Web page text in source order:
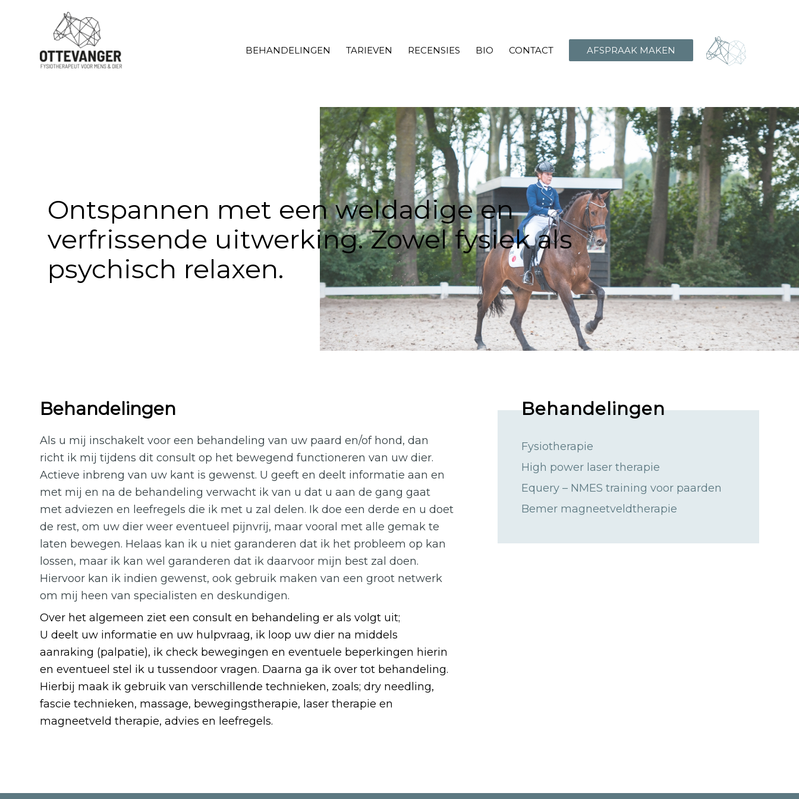
BEHANDELINGEN TARIEVEN RECENSIES BIO CONTACT AFSPRAAK MAKEN
Ontspannen met een weldadige en
verfrissende uitwerking. Zowel fysiek als
psychisch relaxen.
Behandelingen
Als u mij inschakelt voor een behandeling van uw paard en/of hond, dan
richt ik mij tijdens dit consult op het bewegend functioneren van uw dier.
Actieve inbreng van uw kant is gewenst. U geeft en deelt informatie aan en
met mij en na de behandeling verwacht ik van u dat u aan de gang gaat
met adviezen en leefregels die ik met u zal delen. Ik doe een derde en u doet
de rest, om uw dier weer eventueel pijnvrij, maar vooral met alle gemak te
laten bewegen. Helaas kan ik u niet garanderen dat ik het probleem op kan
lossen, maar ik kan wel garanderen dat ik daarvoor mijn best zal doen.
Hiervoor kan ik indien gewenst, ook gebruik maken van een groot netwerk
om mij heen van specialisten en deskundigen.
Over het algemeen ziet een consult en behandeling er als volgt uit;
U deelt uw informatie en uw hulpvraag, ik loop uw dier na middels
aanraking (palpatie), ik check bewegingen en eventuele beperkingen hierin
en eventueel stel ik u tussendoor vragen. Daarna ga ik over tot behandeling.
Hierbij maak ik gebruik van verschillende technieken, zoals; dry needling,
fascie technieken, massage, bewegingstherapie, laser therapie en
magneetveld therapie, advies en leefregels.
Behandelingen
Fysiotherapie
High power laser therapie
Equery – NMES training voor paarden
Bemer magneetveldtherapie